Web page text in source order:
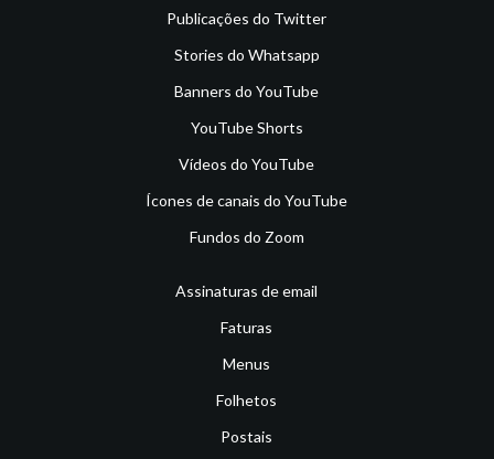
Publicações do Twitter
Stories do Whatsapp
Banners do YouTube
YouTube Shorts
Vídeos do YouTube
Ícones de canais do YouTube
Fundos do Zoom
Assinaturas de email
Faturas
Menus
Folhetos
Postais